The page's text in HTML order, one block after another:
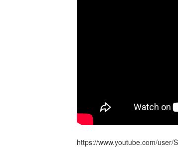
https://www.youtube.com/user/